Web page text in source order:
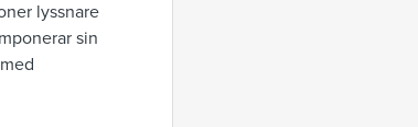
lyssnare
sin